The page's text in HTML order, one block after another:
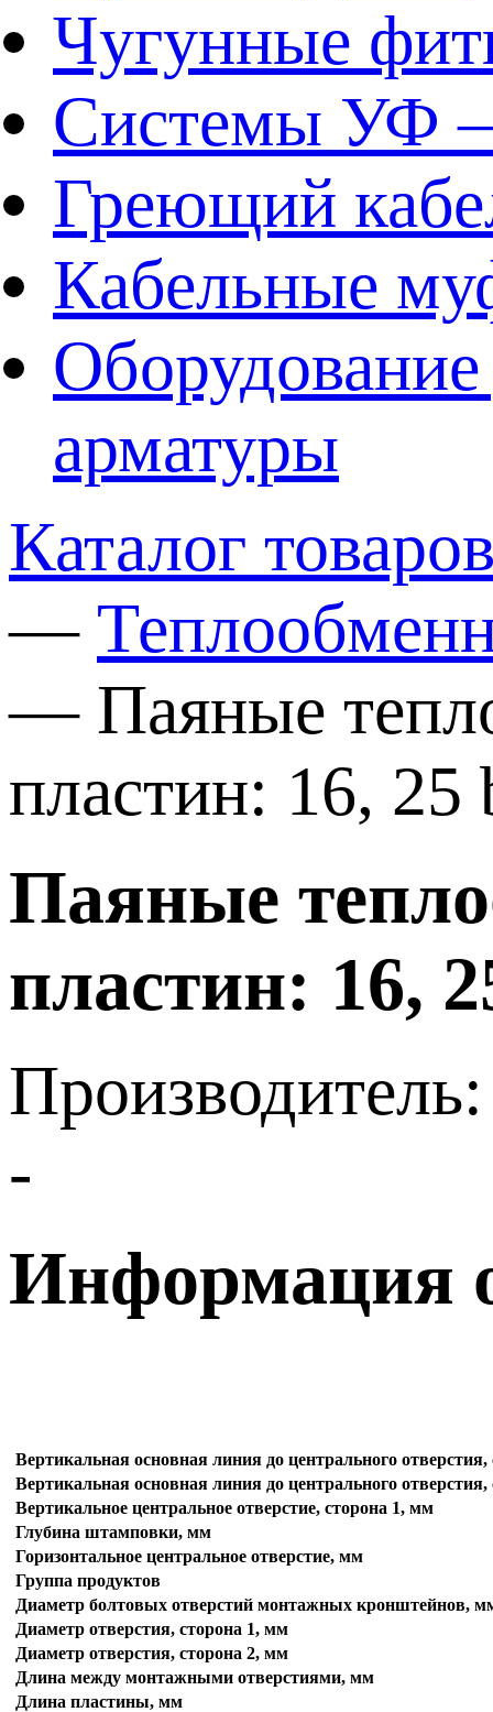
Чугунные
Системы УФ –
Греющий
Кабельные
арматуры
Каталог
—
— Паяные
пластин: 16,
Паяные
пластин: 16,
Производитель:
-
Информация
Вертикальная основная линия до центрального
Вертикальная основная линия до центрального
Вертикальное центральное отверстие, сторона 1, мм
Глубина штамповки, мм
Горизонтальное центральное отверстие, мм
Группа продуктов
Диаметр болтовых отверстий монтажных кронштейнов,
Диаметр отверстия, сторона 1, мм
Диаметр отверстия, сторона 2, мм
Длина между монтажными отверстиями, мм
Длина пластины, мм